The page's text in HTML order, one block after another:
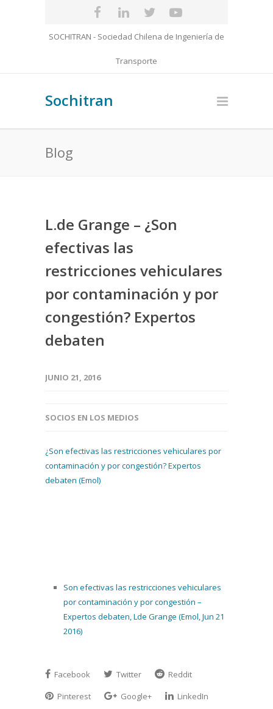
SOCHITRAN - Sociedad Chilena de Ingeniería de
Transporte
Sochitran
Blog
L.de Grange – ¿Son
efectivas las
restricciones vehiculares
por contaminación y por
congestión? Expertos
debaten
JUNIO 21, 2016
SOCIOS EN LOS MEDIOS
¿Son efectivas las restricciones vehiculares por
contaminación y por congestión? Expertos
debaten (Emol)
Son efectivas las restricciones vehiculares
por contaminación y por congestión –
Expertos debaten, Lde Grange (Emol, Jun 21
2016)
Facebook Twitter
Reddit
Pinterest
Google+
LinkedIn